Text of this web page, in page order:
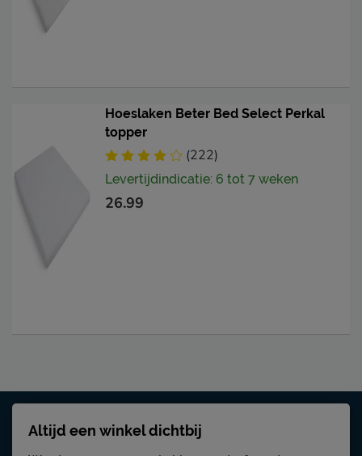
Hoeslaken Beter Bed Select Perkal
topper
(222)
Levertijdindicatie: 6 tot 7 weken
26.99
Altijd een winkel dichtbij